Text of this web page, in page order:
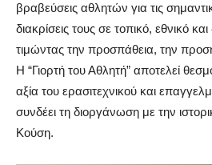
βραβεύσεις αθλητών για τις
διακρίσεις τους σε τοπικό, εθνικό
τιμώντας την προσπάθεια, την
Η “Γιορτή του Αθλητή” αποτελεί
αξία του ερασιτεχνικού και
συνδέει τη διοργάνωση με την
Κούση.